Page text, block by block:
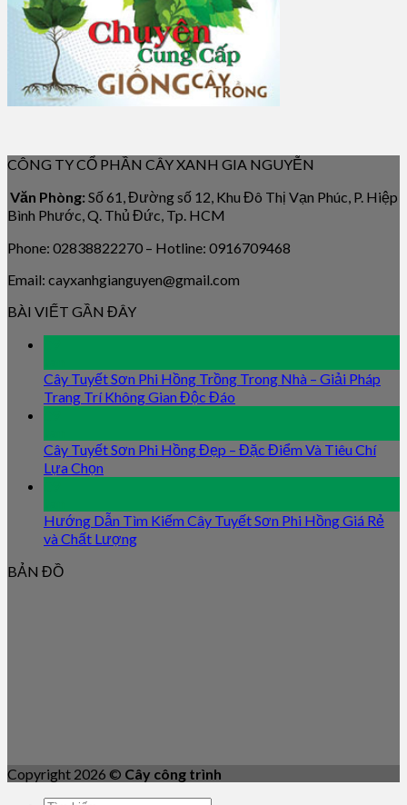
CÔNG TY CỔ PHẦN CÂY XANH GIA NGUYỄN
Văn Phòng: Số 61, Đường số 12, Khu Đô Thị Vạn Phúc, P. Hiệp
Bình Phước, Q. Thủ Đức, Tp. HCM
Phone: 02838822270 – Hotline: 0916709468
Email: cayxanhgianguyen@gmail.com
BÀI VIẾT GẦN ĐÂY
Cây Tuyết Sơn Phi Hồng Trồng Trong Nhà – Giải Pháp
Trang Trí Không Gian Độc Đáo
Cây Tuyết Sơn Phi Hồng Đẹp – Đặc Điểm Và Tiêu Chí
Lựa Chọn
Hướng Dẫn Tìm Kiếm Cây Tuyết Sơn Phi Hồng Giá Rẻ
và Chất Lượng
BẢN ĐỒ
Copyright 2026 © Cây công trình